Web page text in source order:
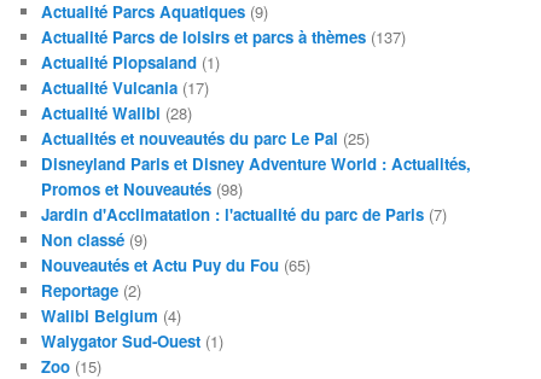
Actualité Parcs Aquatiques (9)
Actualité Parcs de loisirs et parcs à thèmes (137)
Actualité Plopsaland (1)
Actualité Vulcania (17)
Actualité Walibi (28)
Actualités et nouveautés du parc Le Pal (25)
Disneyland Paris et Disney Adventure World : Actualités,
Promos et Nouveautés (98)
Jardin d'Acclimatation : l'actualité du parc de Paris (7)
Non classé (9)
Nouveautés et Actu Puy du Fou (65)
Reportage (2)
Walibi Belgium (4)
Walygator Sud-Ouest (1)
Zoo (15)